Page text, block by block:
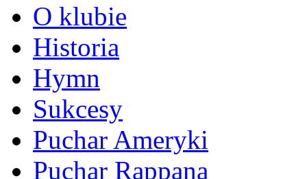
O klubie
Historia
Hymn
Sukcesy
Puchar Ameryki
Puchar Rappana